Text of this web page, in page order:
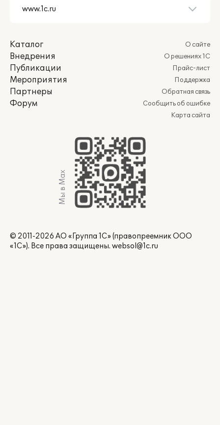
Каталог
Внедрения
Публикации
Мероприятия
Партнеры
Форум
О сайте
О решениях 1С
Прайс-лист
Поддержка
Обратная связь
Сообщить об ошибке
Карта сайта
Мы в Max
© 2011-2026 АО «Группа 1С» (правопреемник ООО
«1С»). Все права защищены. websol@1c.ru